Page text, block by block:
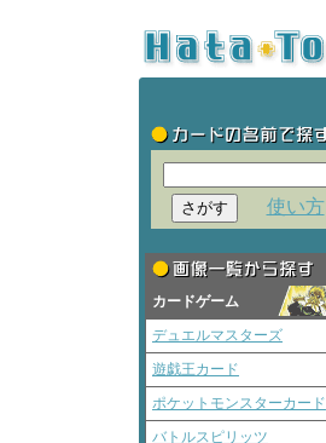
使い方
カードゲーム
デュエルマスターズ
遊戯王カード
ポケットモンスターカード
バトルスピリッツ